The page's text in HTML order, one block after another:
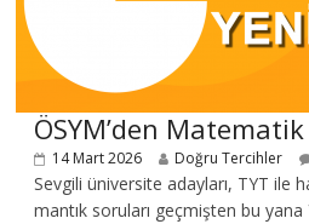
ÖSYM’den
14 Mart 2026 Doğru Tercihler
Sevgili üniversite adayları, TYT ile
mantık soruları geçmişten bu yana